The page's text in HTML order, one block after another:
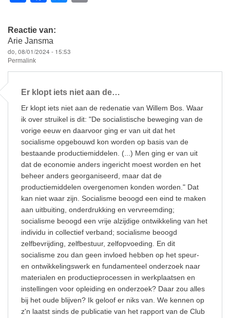
ar
e
c
e
b
o
o
k
y
Reactie van:
Arie Jansma
do, 08/01/2024 - 15:53
Permalink
Er klopt iets niet aan de…
Er klopt iets niet aan de redenatie van Willem Bos. Waar
ik over struikel is dit: "De socialistische beweging van de
vorige eeuw en daarvoor ging er van uit dat het
socialisme opgebouwd kon worden op basis van de
bestaande productiemiddelen. (...) Men ging er van uit
dat de economie anders ingericht moest worden en het
beheer anders georganiseerd, maar dat de
productiemiddelen overgenomen konden worden." Dat
kan niet waar zijn. Socialisme beoogd een eind te maken
aan uitbuiting, onderdrukking en vervreemding;
socialisme beoogd een vrije alzijdige ontwikkeling van het
individu in collectief verband; socialisme beoogd
zelfbevrijding, zelfbestuur, zelfopvoeding. En dit
socialisme zou dan geen invloed hebben op het speur-
en ontwikkelingswerk en fundamenteel onderzoek naar
materialen en productieprocessen in werkplaatsen en
instellingen voor opleiding en onderzoek? Daar zou alles
bij het oude blijven? Ik geloof er niks van. We kennen op
z'n laatst sinds de publicatie van het rapport van de Club